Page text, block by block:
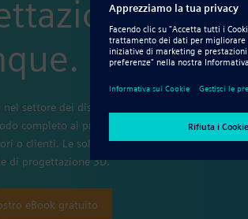
settore dei dispositivi tablet comportano
completo ai progetti mentre sono in ufficio,
o clienti. Le soluzioni disponibili spaziano
di progettazione 3D.
eBook gratuito